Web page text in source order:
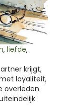
, liefde,
krijgt,
loyaliteit,
overleden